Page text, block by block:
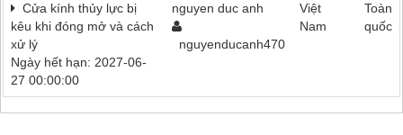
Cửa kính thủy lực bị
kêu khi đóng mở và cách
xử lý
Ngày hết hạn: 2027-06-
27 00:00:00
nguyen duc anh
nguyenducanh470
Việt
Nam
Toàn
quốc